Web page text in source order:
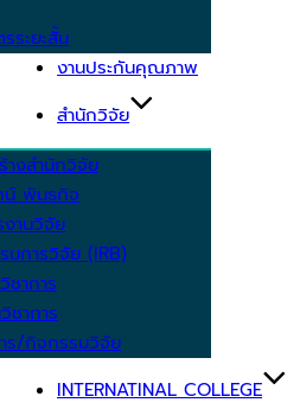
ระยะสั้น
งานประกันคุณภาพ
สำนักวิจัย
างสำนักวิจัย
น์ พันธกิจ
งานวิจัย
มการวิจัย (IRB)
ชาการ
ชาการ
ร/กิจกรรมวิจัย
INTERNATINAL COLLEGE